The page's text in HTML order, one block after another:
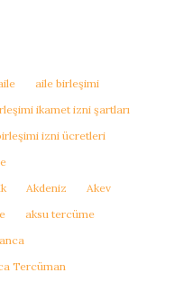
aile birleşimi
ikamet izni şartları
izni ücretleri
Akdeniz
Akev
aksu tercüme
Tercüman